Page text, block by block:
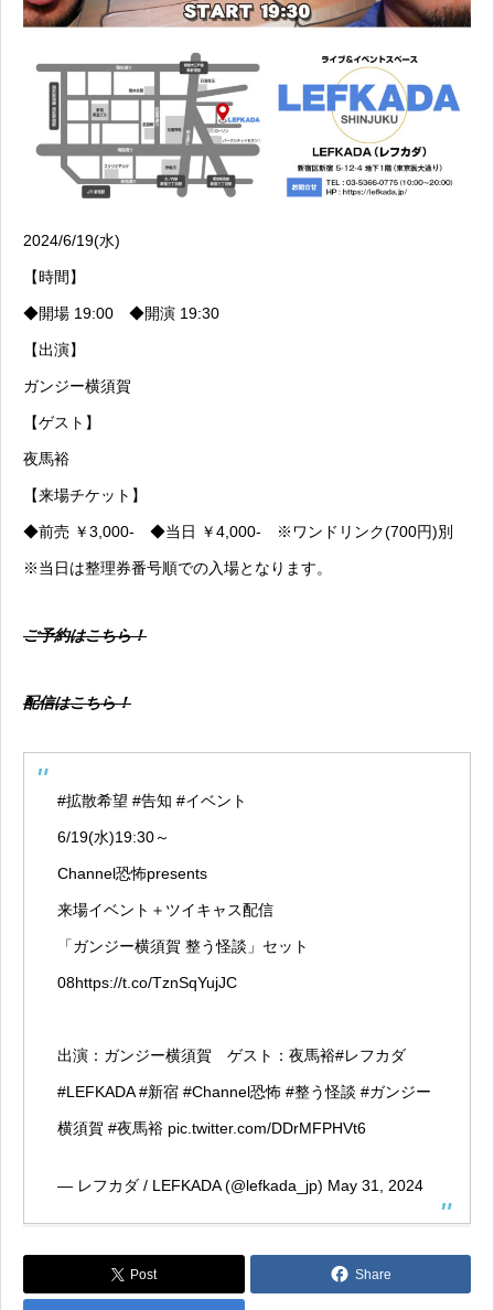
2024/6/19(水)
【時間】
◆開場 19:00 ◆開演 19:30
【出演】
ガンジー横須賀
【ゲスト】
夜馬裕
【来場チケット】
◆前売 ￥3,000- ◆当日 ￥4,000- ※ワンドリンク(700円)別
※当日は整理券番号順での入場となります。
ご予約はこちら！
配信はこちら！
#拡散希望 #告知 #イベント
6/19(水)19:30～
Channel恐怖presents
来場イベント＋ツイキャス配信
「ガンジー横須賀 整う怪談」セット
08https://t.co/TznSqYujJC
出演：ガンジー横須賀 ゲスト：夜馬裕#レフカダ
#LEFKADA #新宿 #Channel恐怖 #整う怪談 #ガンジー
横須賀 #夜馬裕 pic.twitter.com/DDrMFPHVt6
— レフカダ / LEFKADA (@lefkada_jp) May 31, 2024
Post Share